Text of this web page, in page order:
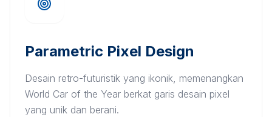
Parametric Pixel Design
Desain retro-futuristik yang ikonik, memenangkan
World Car of the Year berkat garis desain pixel
yang unik dan berani.